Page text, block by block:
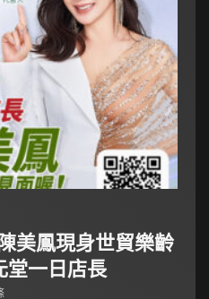
美鳳現身世貿樂齡
堂一日店長